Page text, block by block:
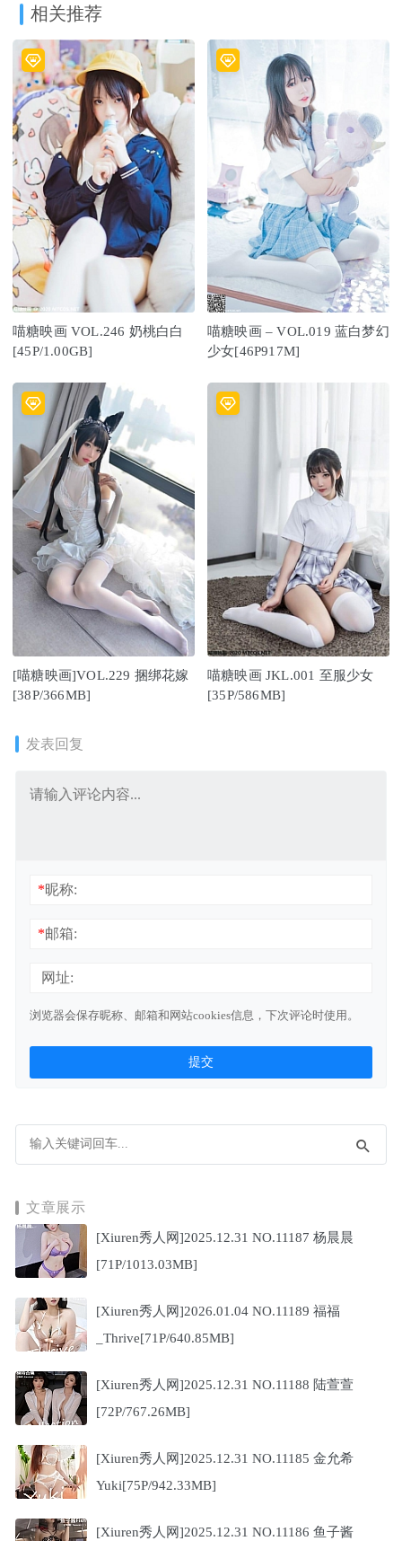
相关推荐
喵糖映画 VOL.246 奶桃白白
[45P/1.00GB]
喵糖映画 – VOL.019 蓝白梦幻
少女[46P917M]
[喵糖映画]VOL.229 捆绑花嫁
[38P/366MB]
喵糖映画 JKL.001 至服少女
[35P/586MB]
发表回复
*昵称:
*邮箱:
网址:
浏览器会保存昵称、邮箱和网站cookies信息，下次评论时使用。
文章展示
[Xiuren秀人网]2025.12.31 NO.11187 杨晨晨
[71P/1013.03MB]
[Xiuren秀人网]2026.01.04 NO.11189 福福
_Thrive[71P/640.85MB]
[Xiuren秀人网]2025.12.31 NO.11188 陆萱萱
[72P/767.26MB]
[Xiuren秀人网]2025.12.31 NO.11185 金允希
Yuki[75P/942.33MB]
[Xiuren秀人网]2025.12.31 NO.11186 鱼子酱